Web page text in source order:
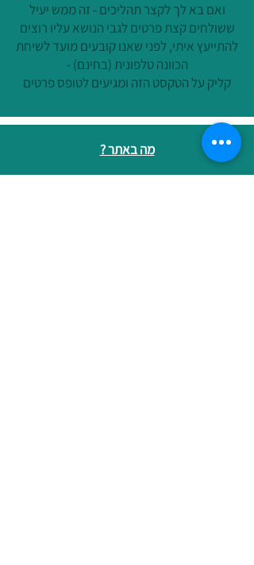
ואם בא לך לקצר תהליכים - זה ממש יעיל
ששולחים קצת פרטים לגבי הנושא עליו רוצים
להתייעץ איתי, לפני שאנו קובעים מועד לשיחת
הכוונה טלפונית (בחינם) -
קליק על הטקסט הזה ומגיעים לטופס פרטים
מה באתר ?
ניהול מידע אישי